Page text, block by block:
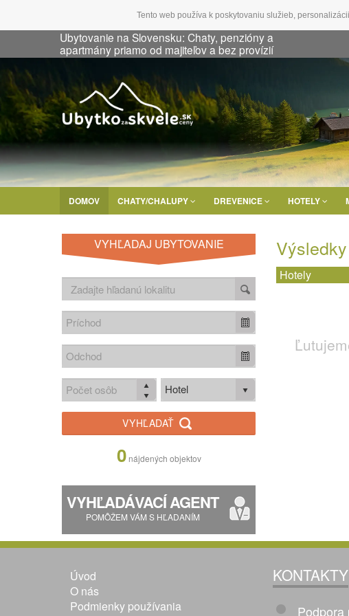
Tento web používa k poskytovaniu služieb,
Ubytovanie na Slovensku: Chaty, penzióny a
apartmány priamo od majiteľov a bez provízií
DOMOV CHATY/CHALUPY DREVENICE HOTELY
VYHĽADAJ UBYTOVANIE
Hotel
VYHĽADAŤ
0 nájdených objektov
VYHĽADÁVACÍ AGENT
POMÔŽEM VÁM S HĽADANÍM
Hotely
Úvod
O nás
Podmienky používania
KONTAKTY
Podpora